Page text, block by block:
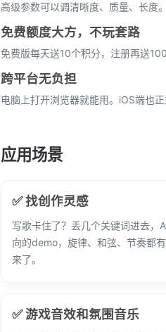
高级参数可以调清晰度、质量、长度
免费额度大方，不玩套路
免费版每天送10个积分，注册再送
跨平台无负担
电脑上打开浏览器就能用。iOS端也
应用场景
✅ 找创作灵感
写歌卡住了？丢几个关键词进去，
向的demo，旋律、和弦、节奏都
来了。
✅ 游戏音效和氛围音乐